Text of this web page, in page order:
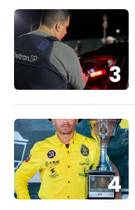
3
4